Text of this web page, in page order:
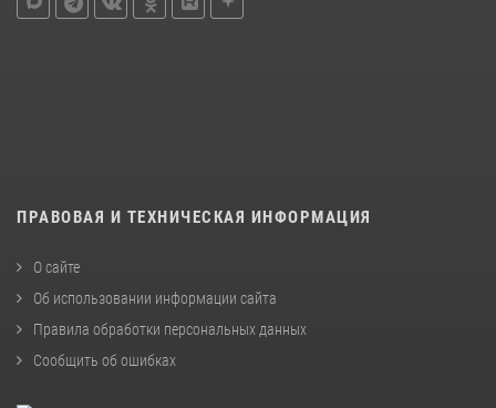
ПРАВОВАЯ И ТЕХНИЧЕСКАЯ ИНФОРМАЦИЯ
О сайте
Об использовании информации сайта
Правила обработки персональных данных
Сообщить об ошибках